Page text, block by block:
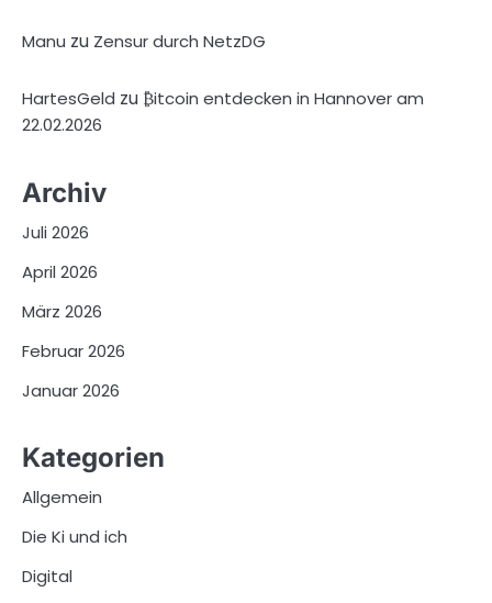
Manu zu Zensur durch NetzDG
HartesGeld zu ₿itcoin entdecken in Hannover am
22.02.2026
Archiv
Juli 2026
April 2026
März 2026
Februar 2026
Januar 2026
Kategorien
Allgemein
Die Ki und ich
Digital